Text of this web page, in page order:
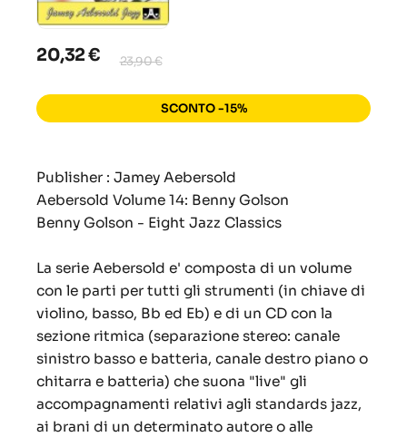
20,32 € 23,90 €
SCONTO -15%
Publisher : Jamey Aebersold
Aebersold Volume 14: Benny Golson
Benny Golson - Eight Jazz Classics
La serie Aebersold e' composta di un volume
con le parti per tutti gli strumenti (in chiave di
violino, basso, Bb ed Eb) e di un CD con la
sezione ritmica (separazione stereo: canale
sinistro basso e batteria, canale destro piano o
chitarra e batteria) che suona "live" gli
accompagnamenti relativi agli standards jazz,
ai brani di un determinato autore o alle